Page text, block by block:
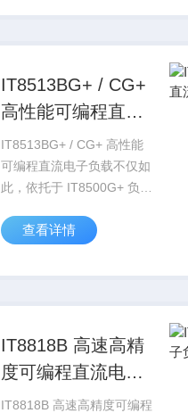
等复合带载模式，以广泛适
IT8513BG+ / CG+
高性能可编程直流
电子负载
IT8513BG+ / CG+ 高性能
可编程直流电子负载不仅如
此，依托于 IT8500G+ 负载
量测功能，无需额外的示波
松实现上百通道的程控，为
查看详情
IT8818B 高速高精
度可编程直流电子
负载
IT8818B 高速高精度可编程